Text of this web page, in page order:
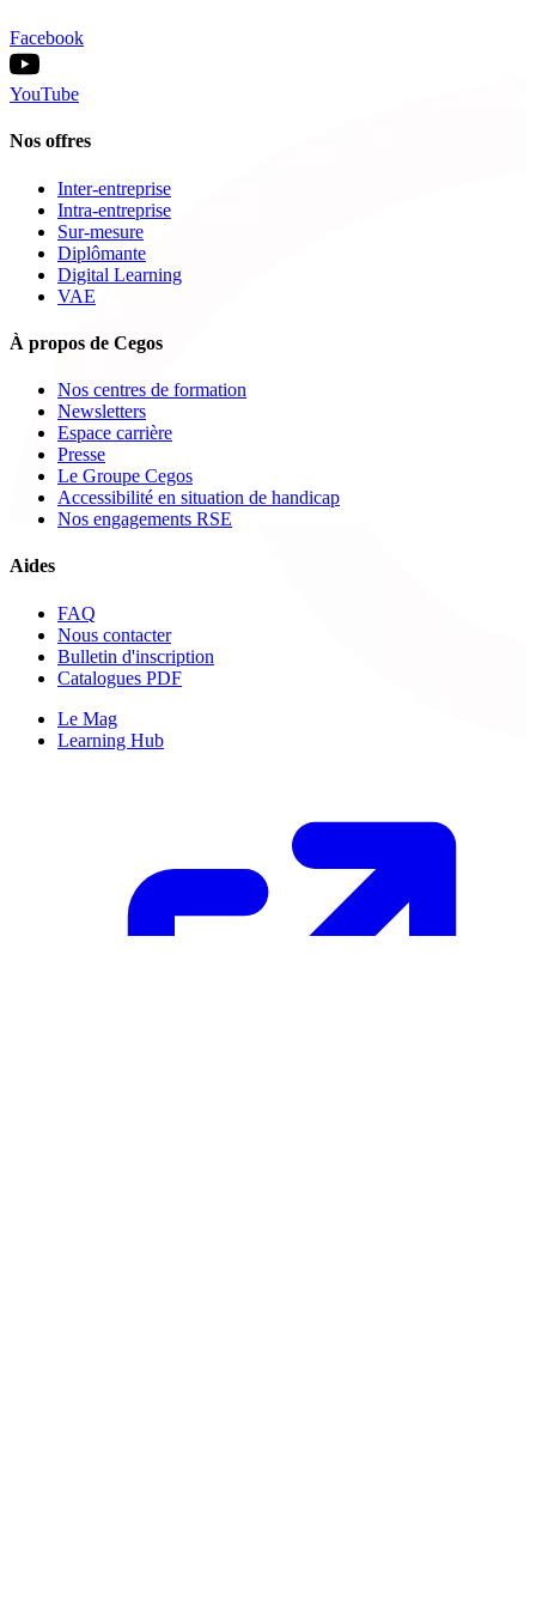
Facebook
YouTube
Nos offres
Inter-entreprise
Intra-entreprise
Sur-mesure
Diplômante
Digital Learning
VAE
À propos de Cegos
Nos centres de formation
Newsletters
Espace carrière
Presse
Le Groupe Cegos
Accessibilité en situation de handicap
Nos engagements RSE
Aides
FAQ
Nous contacter
Bulletin d'inscription
Catalogues PDF
Le Mag
Learning Hub